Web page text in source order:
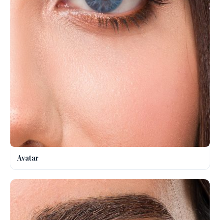
Avatar